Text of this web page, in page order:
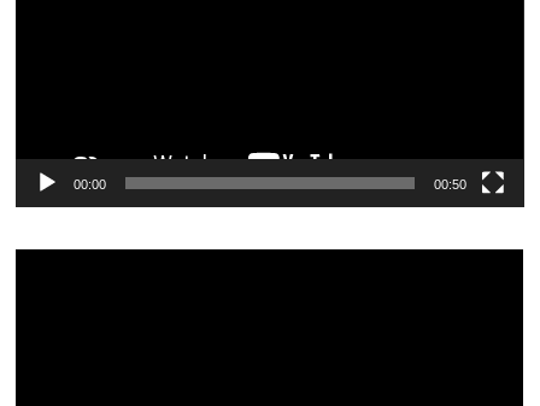
00:00 00:50